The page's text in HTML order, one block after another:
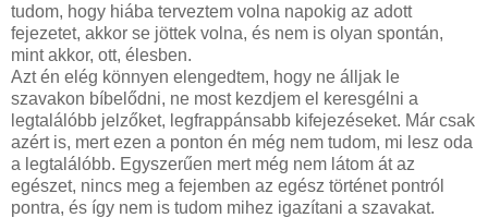
tudom, hogy hiába terveztem volna napokig az adott
fejezetet, akkor se jöttek volna, és nem is olyan spontán,
mint akkor, ott, élesben.
Azt én elég könnyen elengedtem, hogy ne álljak le
szavakon bíbelődni, ne most kezdjem el keresgélni a
legtalálóbb jelzőket, legfrappánsabb kifejezéseket. Már csak
azért is, mert ezen a ponton én még nem tudom, mi lesz oda
a legtalálóbb. Egyszerűen mert még nem látom át az
egészet, nincs meg a fejemben az egész történet pontról
pontra, és így nem is tudom mihez igazítani a szavakat.